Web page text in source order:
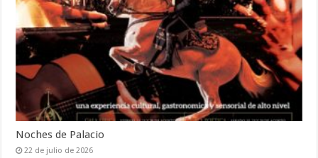
Noches de Palacio
22 de julio de 2026